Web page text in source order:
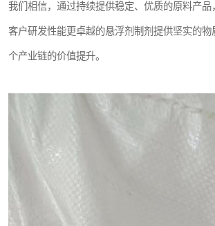
我们相信，通过持续提供稳定、优质的原料产
客户研发性能更卓越的悬浮剂制剂提供坚实的
个产业链的价值提升。